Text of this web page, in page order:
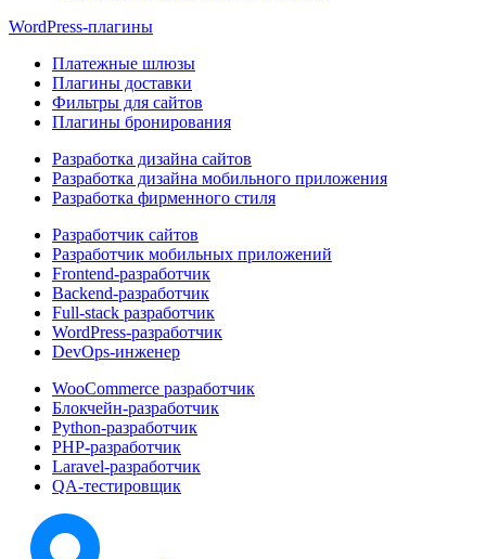
WordPress-плагины
Платежные шлюзы
Плагины доставки
Фильтры для сайтов
Плагины бронирования
Разработка дизайна сайтов
Разработка дизайна мобильного приложения
Разработка фирменного стиля
Разработчик сайтов
Разработчик мобильных приложений
Frontend-разработчик
Backend-разработчик
Full-stack разработчик
WordPress-разработчик
DevOps-инженер
WooCommerce разработчик
Блокчейн-разработчик
Python-разработчик
PHP-разработчик
Laravel-разработчик
QA-тестировщик